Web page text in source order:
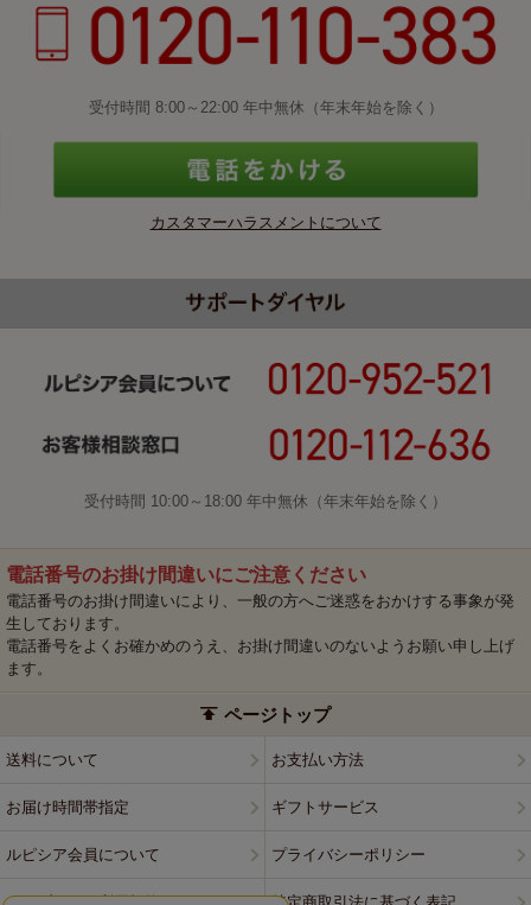
受付時間 8:00～22:00 年中無休（年末年始を除く）
カスタマーハラスメントについて
受付時間 10:00～18:00 年中無休（年末年始を除く）
電話番号のお掛け間違いにご注意ください
電話番号のお掛け間違いにより、一般の方へご迷惑をおかけする事象が発
生しております。
電話番号をよくお確かめのうえ、お掛け間違いのないようお願い申し上げ
ます。
ページトップ
送料について お支払い方法
お届け時間帯指定 ギフトサービス
ルピシア会員について プライバシーポリシー